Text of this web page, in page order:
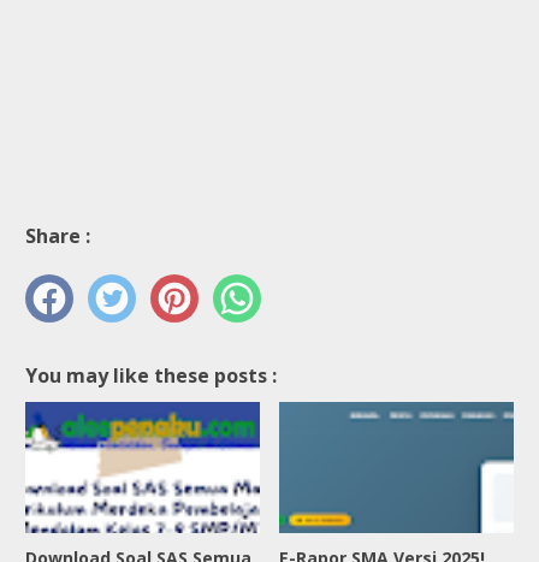
Share :
You may like these posts :